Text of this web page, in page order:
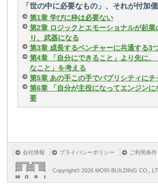
「世の中に必要なもの」、それが付加
第1章 学びに枠は必要ない
第2章 ロジックとエモーショナルが起業
り、武器になる
第3章 成長するベンチャーに共通する3
第4章 「自分にできること」より先に、
なこと」を考える
第5章 あの手この手でパブリシティにチ
第6章 「自分が主役になってエンジンに
要
会社情報 プライバシーポリシー ご利用条件
Copyright© 2026 MORI BUILDING CO.,